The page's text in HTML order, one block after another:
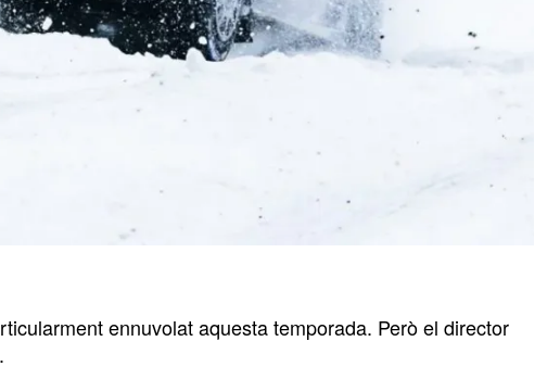
ennuvolat aquesta temporada. Però el director